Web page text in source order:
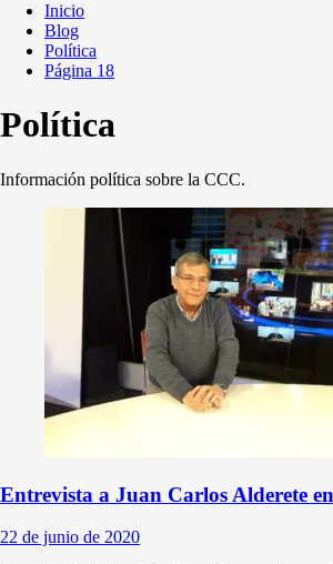
Inicio
Blog
Política
Página 18
Política
Información política sobre la CCC.
Entrevista a Juan Carlos Alderete
22 de junio de 2020